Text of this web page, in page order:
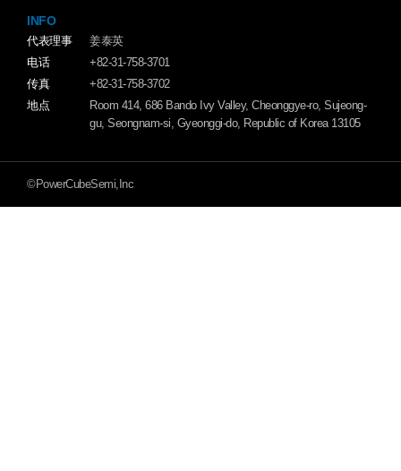
INFO
代表理事
姜泰英
电话
+82-31-758-3701
传真
+82-31-758-3702
地点
Room 414, 686 Bando Ivy Valley, Cheonggye-ro, Sujeong-
gu, Seongnam-si, Gyeonggi-do, Republic of Korea 13105
©PowerCubeSemi,Inc